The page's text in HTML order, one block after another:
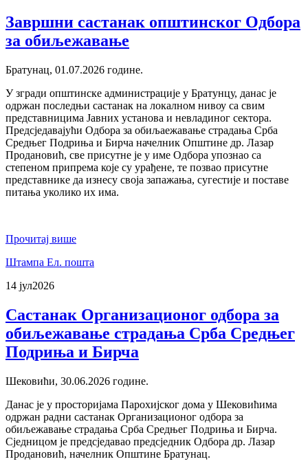
Завршни састанак општинског Одбора
за обиљежавање
Братунац, 01.07.2026 године.
У згради општинске администрације у Братунцу, данас је
одржан последњи састанак на локалном нивоу са свим
представницима Јавних установа и невладиног сектора.
Предсједавајући Одбора за обиљаежавање страдања Срба
Средњег Подриња и Бирча начелник Општине др. Лазар
Продановић, све присутне је у име Одбора упознао са
степеном припрема које су урађене, те позвао присутне
представнике да изнесу своја запажања, сугестије и поставе
питања уколико их има.
Прочитај више
Штампа Ел. пошта
14 јул2026
Састанак Организационог одбора за
обиљежавање страдања Срба Средњег
Подриња и Бирча
Шековићи, 30.06.2026 године.
Данас је у просторијама Парохијског дома у Шековићима
одржан радни састанак Организационог одбора за
обиљежавање страдања Срба Средњег Подриња и Бирча.
Сједницом је предсједавао предсједник Одбора др. Лазар
Продановић, начелник Општине Братунац.